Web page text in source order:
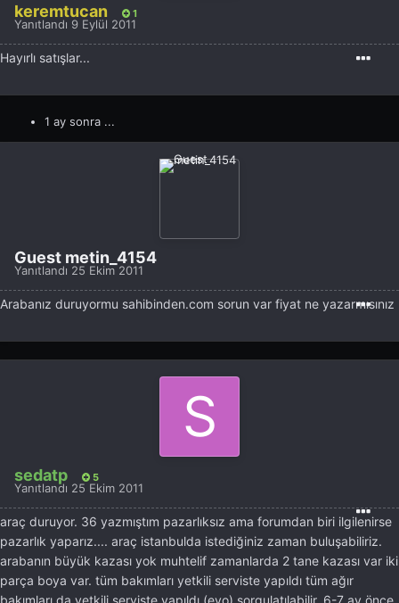
keremtucan 1
Yanıtlandı 9 Eylül 2011
Hayırlı satışlar...
1 ay sonra ...
Guest metin_4154
Yanıtlandı 25 Ekim 2011
Arabanız duruyormu sahibinden.com sorun var fiyat ne yazarmısınız
sedatp 5
Yanıtlandı 25 Ekim 2011
araç duruyor. 36 yazmıştım pazarlıksız ama forumdan biri ilgilenirse
pazarlık yaparız.... araç istanbulda istediğiniz zaman buluşabiliriz.
arabanın büyük kazası yok muhtelif zamanlarda 2 tane kazası var iki
parça boya var. tüm bakımları yetkili serviste yapıldı tüm ağır
bakımları da yetkili serviste yapıldı (evo) sorgulatılabilir. 6-7 ay önce